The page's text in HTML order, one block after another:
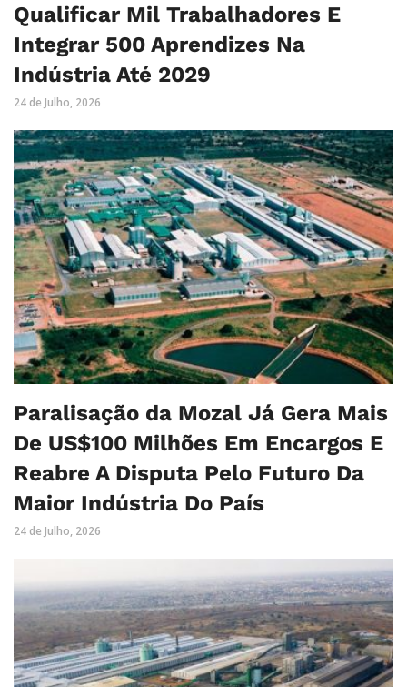
Qualificar Mil Trabalhadores E
Integrar 500 Aprendizes Na
Indústria Até 2029
24 de Julho, 2026
Paralisação da Mozal Já Gera Mais
De US$100 Milhões Em Encargos E
Reabre A Disputa Pelo Futuro Da
Maior Indústria Do País
24 de Julho, 2026